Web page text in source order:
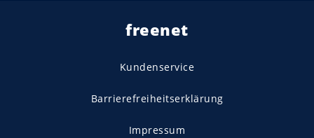
freenet
Kundenservice
Barrierefreiheitserklärung
Impressum